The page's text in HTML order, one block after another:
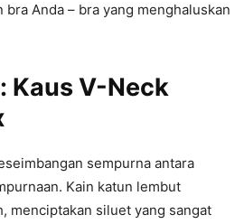
Anda – bra yang menghaluskan
Kaus V-Neck
sempurna antara
Kain katun lembut
menciptakan siluet yang sangat